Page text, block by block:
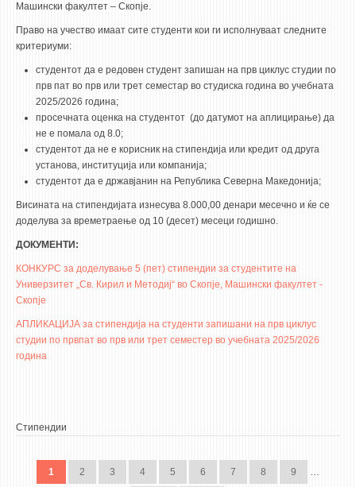
Машински факултет – Скопје.
Право на учество имаат сите студенти кои ги исполнуваат следните
критериуми:
студентот да е редовен студент запишан на прв циклус студии по
прв пат во прв или трет семестар во студиска година во учебната
2025/2026 година;
просечната оценка на студентот (до датумот на аплицирање) да
не е помала од 8.0;
студентот да не е корисник на стипендија или кредит од друга
установа, институција или компанија;
студентот да е државјанин на Република Северна Македонија;
Висината на стипендијата изнесува 8.000,00 денари месечно и ќе се
доделува за времетраење од 10 (десет) месеци годишно.
ДОКУМЕНТИ:
КОНКУРС за доделување 5 (пет) стипендии за студентите на
Универзитет „Св. Кирил и Методиј“ во Скопје, Машински факултет -
Скопје
АПЛИКАЦИЈА за стипендија на студенти запишани на прв циклус
студии по првпат во прв или трет семестер во учебната 2025/2026
година
Стипендии
1 2 3 4 5 6 7 8 9 …